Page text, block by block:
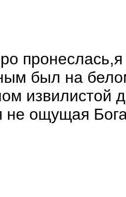
был на
извилистой
не ощущая